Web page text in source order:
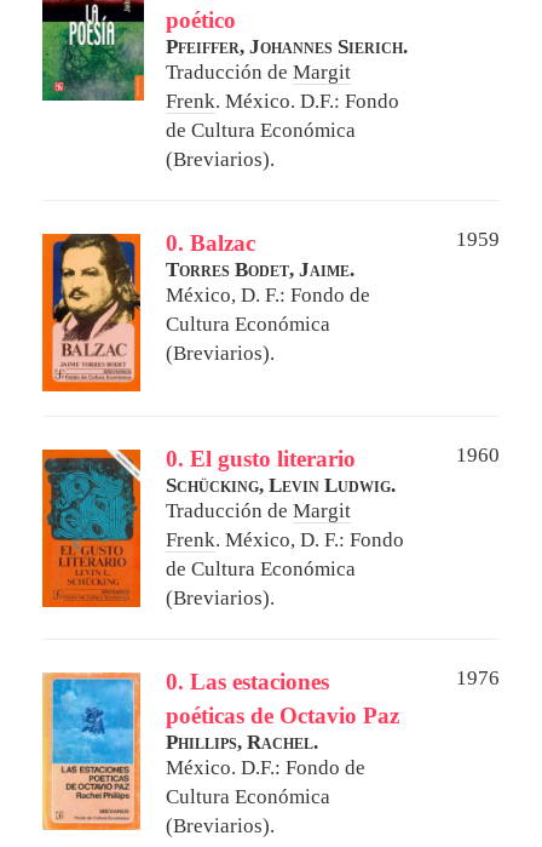
poético
Pfeiffer, Johannes Sierich.
Traducción de Margit
Frenk. México. D.F.: Fondo
de Cultura Económica
(Breviarios).
0. Balzac
1959
Torres Bodet, Jaime.
México, D. F.: Fondo de
Cultura Económica
(Breviarios).
0. El gusto literario
1960
Schücking, Levin Ludwig.
Traducción de Margit
Frenk. México, D. F.: Fondo
de Cultura Económica
(Breviarios).
0. Las estaciones
poéticas de Octavio Paz
1976
Phillips, Rachel.
México. D.F.: Fondo de
Cultura Económica
(Breviarios).